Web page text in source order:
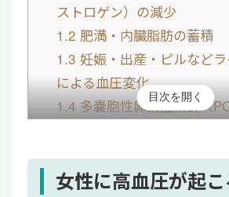
ストロゲン）の減少
1.2 肥満・内臓脂肪の蓄積
1.3 妊娠・出産・ピルなど
による血圧変化
1.4多嚢胞性卵巣症候群（
2.120代・30代｜生活習慣や
目次を開く
女性に高血圧が起